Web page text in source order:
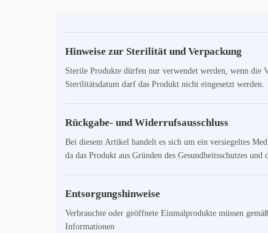
Hinweise zur Sterilität und Verpackung
Sterile Produkte dürfen nur verwendet werden, wenn die
Sterilitätsdatum darf das Produkt nicht eingesetzt werden.
Rückgabe- und Widerrufsausschluss
Bei diesem Artikel handelt es sich um ein versiegeltes
da das Produkt aus Gründen des Gesundheitsschutzes
Entsorgungshinweise
Verbrauchte oder geöffnete Einmalprodukte müssen
Informationen